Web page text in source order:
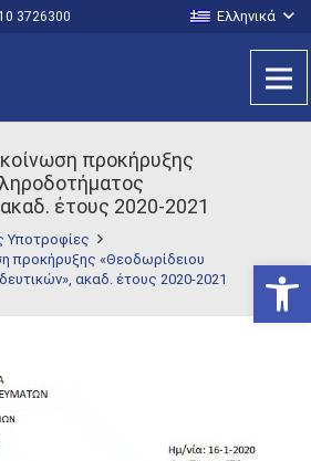
3726300 Ελληνικά
προκήρυξης
έτους 2020-2021
Υποτροφίες
προκήρυξης «Θεοδωρίδειου
ακαδ. έτους 2020-2021